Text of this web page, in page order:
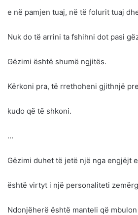
e në pamjen tuaj, në të folurit tuaj
Nuk do të arrini ta fshihni dot pasi
Gëzimi është shumë ngjitës.
Kërkoni pra, të rrethoheni gjithnjë
kudo që të shkoni.
…
Gëzimi duhet të jetë një nga engjëjt
është virtyt i një personaliteti
Ndonjëherë është manteli që mbulon